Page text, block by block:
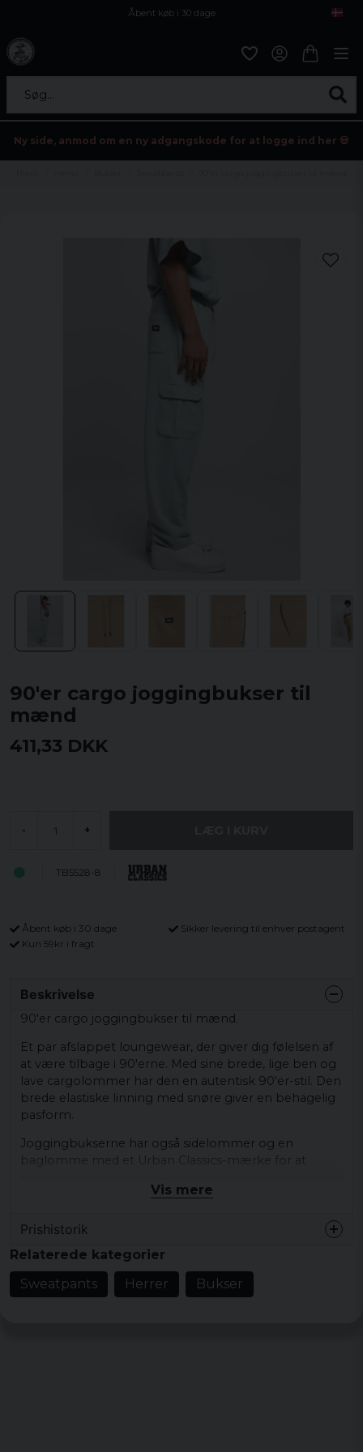
Åbent køb i 30 dage
Søg...
Ny side, anmod om en ny adgangskode for at logge ind her 💀
90'er cargo joggingbukser til
mænd
411,33 DKK
- +
TB5528-8
Åbent køb i 30 dage
Sikker levering til enhver postagent
Kun 59kr i fragt
Beskrivelse
90'er cargo joggingbukser til mænd.
Et par afslappet loungewear, der giver dig følelsen af ​​
at være tilbage i 90'erne. Med sine brede, lige ben og
lave cargolommer har den en autentisk 90'er-stil. Den
brede elastiske linning med snøre giver en behagelig
pasform.
Joggingbukserne har også sidelommer og en
baglomme med et Urban Classics-mærke for at
pasform og bløde frottémateriale er den perfekt til
Farve: Sort, blå, beige
Størrelser: S, M, L, XL, XXL, 3XL, 4XL og 5XL
Materiale: 65% bomuld, 35% polyester
Vis mere
Prishistorik
Relaterede kategorier
Sweatpants
Herrer Bukser